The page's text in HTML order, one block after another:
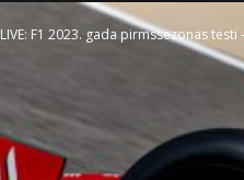
LIVE: F1 2023. gada pirmssezonas testi